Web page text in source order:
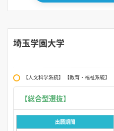
埼玉学園大学
【人文科学系統】 【教育・福祉系統】
出願期間